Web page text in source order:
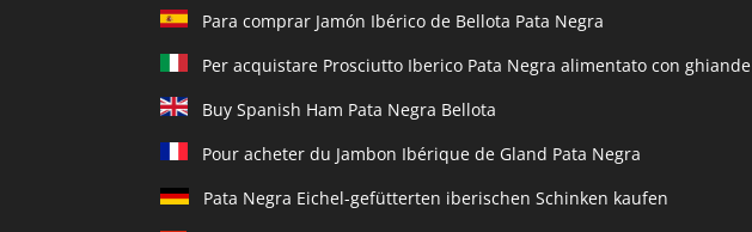
Para comprar Jamón Ibérico de Bellota Pata Negra
Per acquistare Prosciutto Iberico Pata Negra alimentato con ghiande
Buy Spanish Ham Pata Negra Bellota
Pour acheter du Jambon Ibérique de Gland Pata Negra
Pata Negra Eichel-gefütterten iberischen Schinken kaufen